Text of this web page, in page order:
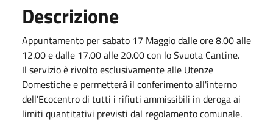
Descrizione
Appuntamento per sabato 17 Maggio dalle ore 8.00 alle
12.00 e dalle 17.00 alle 20.00 con lo Svuota Cantine.
Il servizio è rivolto esclusivamente alle Utenze
Domestiche e permetterà il conferimento all'interno
dell'Ecocentro di tutti i rifiuti ammissibili in deroga ai
limiti quantitativi previsti dal regolamento comunale.